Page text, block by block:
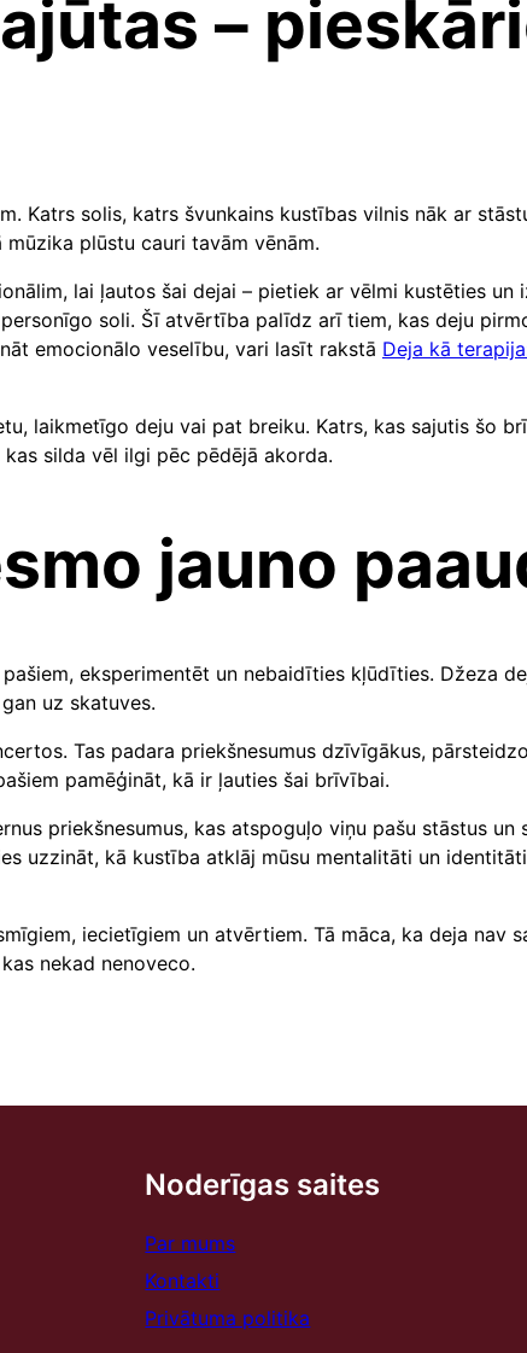
–
Katrs solis, katrs švunkains kustības vilnis nāk ar
plūstu cauri tavām vēnām.
lai ļautos šai dejai – pietiek ar vēlmi kustēties un
soli. Šī atvērtība palīdz arī tiem, kas deju
emocionālo veselību, vari lasīt rakstā Deja kā
laikmetīgo deju vai pat breiku. Katrs, kas sajutis šo
silda vēl ilgi pēc pēdējā akorda.
jauno
eksperimentēt un nebaidīties kļūdīties. Džeza
uz skatuves.
Tas padara priekšnesumus dzīvīgākus,
pamēģināt, kā ir ļauties šai brīvībai.
priekšnesumus, kas atspoguļo viņu pašu stāstus un
uzzināt, kā kustība atklāj mūsu mentalitāti un
iecietīgiem un atvērtiem. Tā māca, ka deja nav
nekad nenoveco.
Noderīgas saites
Par mums
Kontakti
Privātuma politika